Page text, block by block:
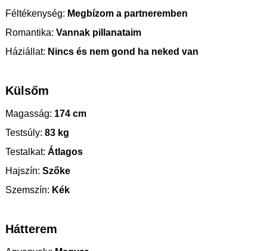
Féltékenység: Megbízom a partneremben
Romantika: Vannak pillanataim
Háziállat: Nincs és nem gond ha neked van
Külsőm
Magasság: 174 cm
Testsúly: 83 kg
Testalkat: Átlagos
Hajszín: Szőke
Szemszín: Kék
Hátterem